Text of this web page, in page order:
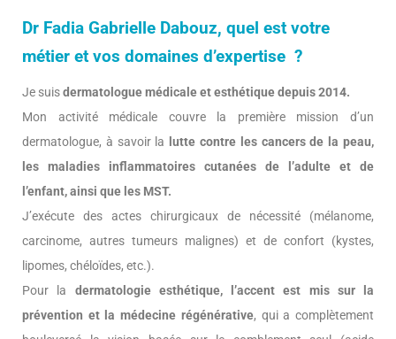
Dr Fadia Gabrielle Dabouz, quel est votre
métier et vos domaines d’expertise ?
Je suisdermatologue médicale et esthétique depuis 2014.
Mon activité médicale couvre la première mission d’un
dermatologue, à savoir la lutte contre les cancers de la peau,
les maladies inflammatoires cutanées de l’adulte et de
l’enfant, ainsi que les MST.
J’exécute des actes chirurgicaux de nécessité (mélanome,
carcinome, autres tumeurs malignes) et de confort (kystes,
lipomes, chéloïdes, etc.).
Pour la dermatologie esthétique, l’accent est mis sur la
prévention et la médecine régénérative, qui a complètement